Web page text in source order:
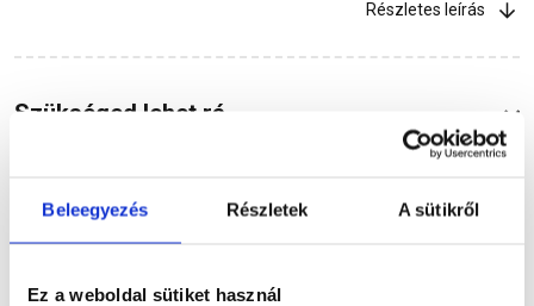
Beleegyezés Részletek A sütikről
Ez a weboldal sütiket használ
Részletes leírás
Szükséged lehet rá
Részletes leírás